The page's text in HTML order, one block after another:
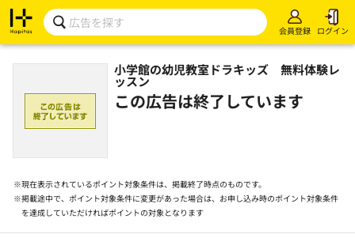
会員登録 ログイン
小学館の幼児教室ドラキッズ 無料体験レ
ッスン
この広告は終了しています
※現在表示されているポイント対象条件は、掲載終了時点のものです。
※掲載途中で、ポイント対象条件に変更があった場合は、お申し込み時のポイント対象条件
を達成していただければポイントの対象となります